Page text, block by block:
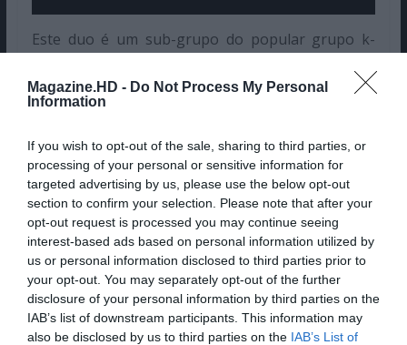
Magazine.HD - Do Not Process My Personal
Information
If you wish to opt-out of the sale, sharing to third parties, or
processing of your personal or sensitive information for
targeted advertising by us, please use the below opt-out
section to confirm your selection. Please note that after your
opt-out request is processed you may continue seeing
interest-based ads based on personal information utilized by
us or personal information disclosed to third parties prior to
your opt-out. You may separately opt-out of the further
disclosure of your personal information by third parties on the
IAB’s list of downstream participants. This information may
also be disclosed by us to third parties on the IAB’s List of
Este duo é um sub-grupo do popular grupo k-
em 2011. O grupo é composto por Donghae e
Eunhyuk. O grupo teve em hiatus durante algum
serviço militar nos últimos anos.
100%